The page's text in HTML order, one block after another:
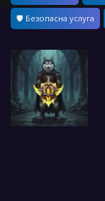
🛡 Безопасна услуга